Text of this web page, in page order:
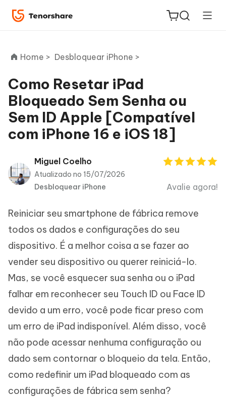
ReiBoot
for iOS
PDNob
PDF
Editor
Home > Desbloquear iPhone >
Como Resetar iPad
Bloqueado Sem Senha ou
Sem ID Apple [Compatível
com iPhone 16 e iOS 18]
Miguel Coelho
Atualizado no 15/07/2026
Desbloquear iPhone
Avalie agora!
Reiniciar seu smartphone de fábrica remove
todos os dados e configurações do seu
dispositivo. É a melhor coisa a se fazer ao
vender seu dispositivo ou querer reiniciá-lo.
Mas, se você esquecer sua senha ou o iPad
falhar em reconhecer seu Touch ID ou Face ID
devido a um erro, você pode ficar preso com
um erro de iPad indisponível. Além disso, você
não pode acessar nenhuma configuração ou
dado sem contornar o bloqueio da tela. Então,
como redefinir um iPad bloqueado com as
configurações de fábrica sem senha?